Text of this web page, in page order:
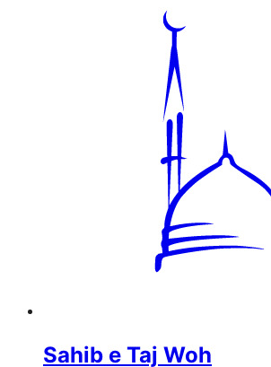
Sahib e Taj Woh